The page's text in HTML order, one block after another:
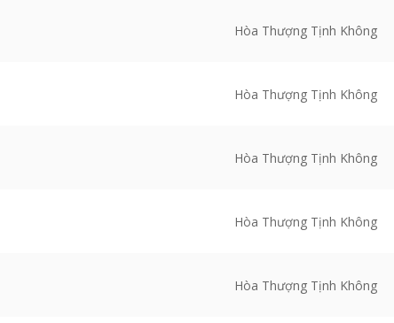
Hòa Thượng Tịnh Không
Hòa Thượng Tịnh Không
Hòa Thượng Tịnh Không
Hòa Thượng Tịnh Không
Hòa Thượng Tịnh Không